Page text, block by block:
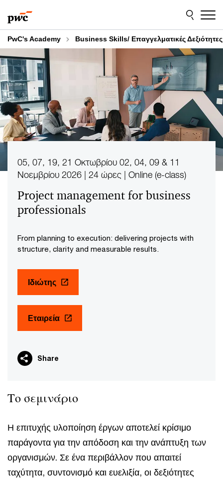
to
content
to
footer
PwC's Academy Business Skills/ Επαγγελματικές Δεξιότητες
Project management for business
professionals
05, 07, 19, 21 Οκτωβρίου 02, 04, 09 & 11
Νοεμβρίου 2026 | 24 ώρες | Online (e-class)
From planning to execution: delivering projects with
structure, clarity and measurable results.
Ιδιώτης
Εταιρεία
Share
Το σεμινάριο
Η επιτυχής υλοποίηση έργων αποτελεί κρίσιμο
παράγοντα για την απόδοση και την ανάπτυξη των
οργανισμών. Σε ένα περιβάλλον που απαιτεί
ταχύτητα, συντονισμό και ευελιξία, οι δεξιότητες